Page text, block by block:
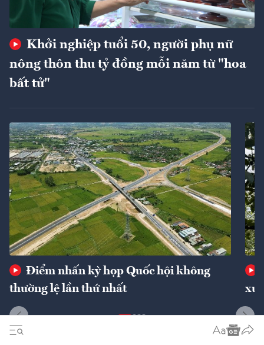
Khởi nghiệp tuổi 50, người phụ nữ
nông thôn thu tỷ đồng mỗi năm từ "hoa
bất tử"
Điểm nhấn kỳ họp Quốc hội không
thường lệ lần thứ nhất